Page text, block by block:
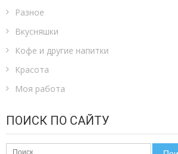
Разное
Вкусняшки
Кофе и другие напитки
Красота
Моя работа
ПОИСК ПО САЙТУ
Найти: